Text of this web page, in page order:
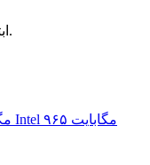
تا بتوانید دیدگاهی ارسال کنید.
دانلود نسخه Intel ۹۶۵ مگابایت